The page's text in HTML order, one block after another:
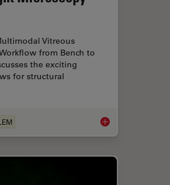
Samples
Vitreous
from Bench to
the exciting
for structural
From Bench to